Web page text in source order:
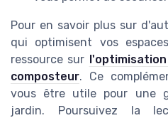
Pour en savoir plus sur
qui optimisent vos
ressource sur
composteur. Ce
vous être utile pour une
jardin. Poursuivez la